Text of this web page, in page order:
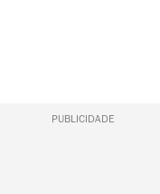
PUBLICIDADE